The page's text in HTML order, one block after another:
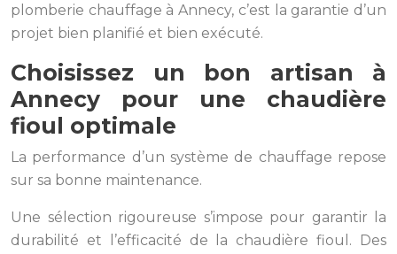
plomberie chauffage à Annecy, c’est la garantie d’un
projet bien planifié et bien exécuté.
Choisissez un bon artisan à
Annecy pour une chaudière
fioul optimale
La performance d’un système de chauffage repose
sur sa bonne maintenance.
Une sélection rigoureuse s’impose pour garantir la
durabilité et l’efficacité de la chaudière fioul. Des